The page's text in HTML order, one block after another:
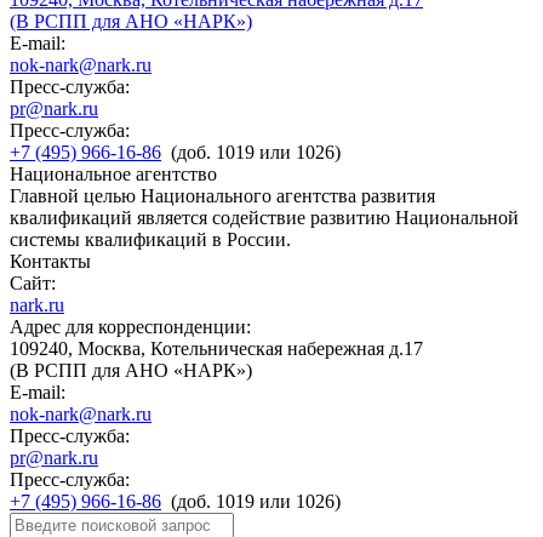
(В РСПП для АНО «НАРК»)
E-mail:
nok-nark@nark.ru
Пресс-служба:
pr@nark.ru
Пресс-служба:
+7 (495) 966-16-86 (доб. 1019 или 1026)
Национальное агентство
Главной целью Национального агентства развития
квалификаций является содействие развитию Национальной
системы квалификаций в России.
Контакты
Сайт:
nark.ru
Адрес для корреспонденции:
109240, Москва, Котельническая набережная д.17
(В РСПП для АНО «НАРК»)
E-mail:
nok-nark@nark.ru
Пресс-служба:
pr@nark.ru
Пресс-служба:
+7 (495) 966-16-86 (доб. 1019 или 1026)